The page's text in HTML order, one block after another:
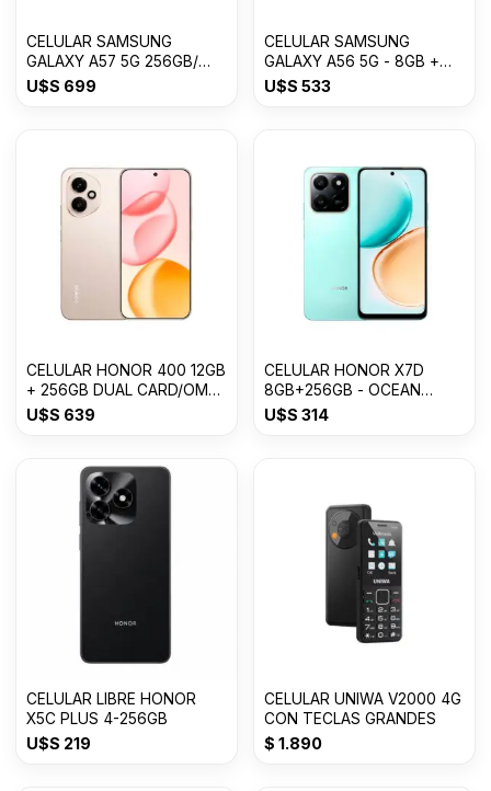
CELULAR SAMSUNG
GALAXY A57 5G 256GB/
8GB RAM
U$S 699
CELULAR SAMSUNG
GALAXY A56 5G - 8GB +
256GB Awesome Graphite
U$S 533
CELULAR HONOR 400 12GB
+ 256GB DUAL CARD/OM
USDESERT GOLD
U$S 639
CELULAR HONOR X7D
8GB+256GB - OCEAN
CYAN
U$S 314
CELULAR LIBRE HONOR
X5C PLUS 4-256GB
U$S 219
CELULAR UNIWA V2000 4G
CON TECLAS GRANDES
$ 1.890